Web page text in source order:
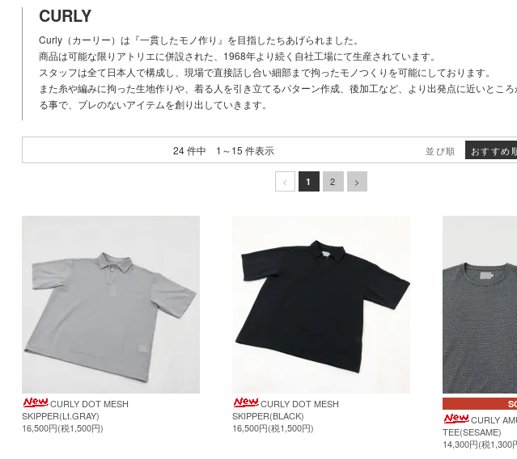
CURLY
Curly（カーリー）は『一貫したモノ作り』を目指したちあげられました。
商品は可能な限りアトリエに併設された、1968年より続く自社工場にて生産されています。
スタッフは全て日本人で構成し、現場で直接話し合い細部まで拘ったモノつくりを可能にしております。
また糸や編みに拘った生地作りや、着る人を引き立てるパターン作成、後加工など、より出発点に近いとこ
る事で、ブレのないアイテムを創り出していきます。
並び順 おすすめ
24 件中 1～15 件表示
< 1 2 >
CURLY DOT MESH
SKIPPER(Lt.GRAY)
16,500円(税1,500円)
CURLY DOT MESH
SKIPPER(BLACK)
16,500円(税1,500円)
CURLY
TEE(SESAME)
14,300円(税1,300